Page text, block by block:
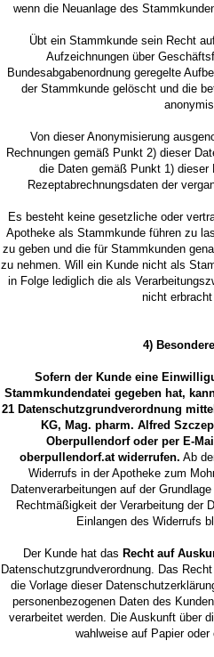
wenn die Neuanlage des
Übt ein Stammkunde sein Recht
Aufzeichnungen über
Bundesabgabenordnung geregelte
der Stammkunde gelöscht und die
Von dieser Anonymisierung
Rechnungen gemäß Punkt 2) dieser
die Daten gemäß Punkt 1) dieser
Rezeptabrechnungsdaten der
Es besteht keine gesetzliche oder
Apotheke als Stammkunde führen zu
zu geben und die für Stammkunden
zu nehmen. Will ein Kunde nicht als
in Folge lediglich die als
nicht erbracht
4)
Sofern der Kunde eine
Stammkundendatei gegeben hat,
21 Datenschutzgrundverordnung
KG, Mag. pharm. Alfred
Oberpullendorf oder per E-
oberpullendorf.at widerrufen. Ab
Widerrufs in der Apotheke zum
Datenverarbeitungen auf der
Rechtmäßigkeit der Verarbeitung der
Einlangen des Widerrufs
Der Kunde hat das Recht auf
Datenschutzgrundverordnung. Das
die Vorlage dieser
personenbezogenen Daten des
verarbeitet werden. Die Auskunft über
wahlweise auf Papier oder